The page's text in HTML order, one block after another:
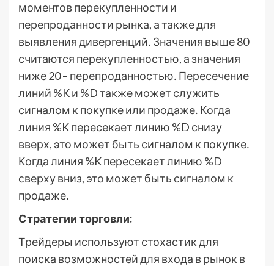
моментов перекупленности и
перепроданности рынка, а также для
выявления дивергенций․ Значения выше 80
считаются перекупленностью, а значения
ниже 20 – перепроданностью․ Пересечение
линий %K и %D также может служить
сигналом к покупке или продаже․ Когда
линия %K пересекает линию %D снизу
вверх, это может быть сигналом к покупке․
Когда линия %K пересекает линию %D
сверху вниз, это может быть сигналом к
продаже․
Стратегии торговли:
Трейдеры используют стохастик для
поиска возможностей для входа в рынок в